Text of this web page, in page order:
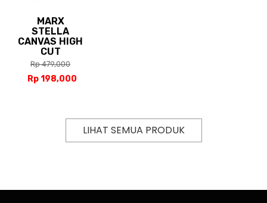
MARX
STELLA
CANVAS HIGH
CUT
Rp 479,000
Rp 198,000
LIHAT SEMUA PRODUK